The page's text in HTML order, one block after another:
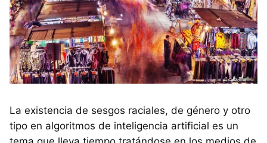
La existencia de sesgos raciales, de género y otro
tipo en algoritmos de inteligencia artificial es un